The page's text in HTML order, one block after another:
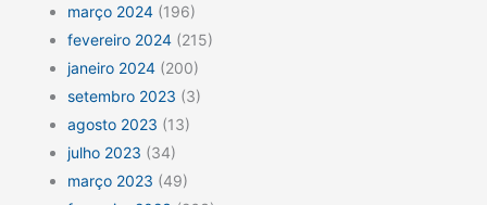
março 2024 (196)
fevereiro 2024 (215)
janeiro 2024 (200)
setembro 2023 (3)
agosto 2023 (13)
julho 2023 (34)
março 2023 (49)